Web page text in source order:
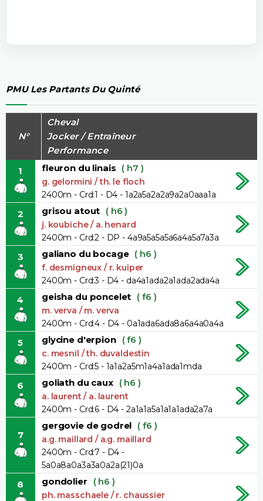
PMU Les Partants Du Quinté
N°
Cheval
Jocker / Entraîneur
Performance
1
fleuron du linais ( h7 )
g. gelormini / th. le floch
2400m - Crd:1 - D4 - 1a2a5a2a2a9a2a0aaa1a
2 grisou atout ( h6 )
j. koubiche / a. henard
2400m - Crd:2 - DP - 4a9a5a5a5a6a4a5a7a3a
3 galiano du bocage ( h6 )
f. desmigneux / r. kuiper
2400m - Crd:3 - D4 - da4a1ada2a1ada2ada4a
4 geisha du poncelet ( f6 )
m. verva / m. verva
2400m - Crd:4 - D4 - 0a1ada6ada8a6a4a0a4a
5 glycine d'erpion ( f6 )
c. mesnil / th. duvaldestin
2400m - Crd:5 - 1a1a2a5m1a4a1ada1mda
6 goliath du caux ( h6 )
a. laurent / a. laurent
2400m - Crd:6 - D4 - 2a1a1a5a1a1a1ada2a7a
7
gergovie de godrel ( f6 )
a.g. maillard / a.g. maillard
2400m - Crd:7 - D4 -
5a0a8a0a3a3a0a2a(21)0a
8 gondolier ( h6 )
ph. masschaele / r. chaussier